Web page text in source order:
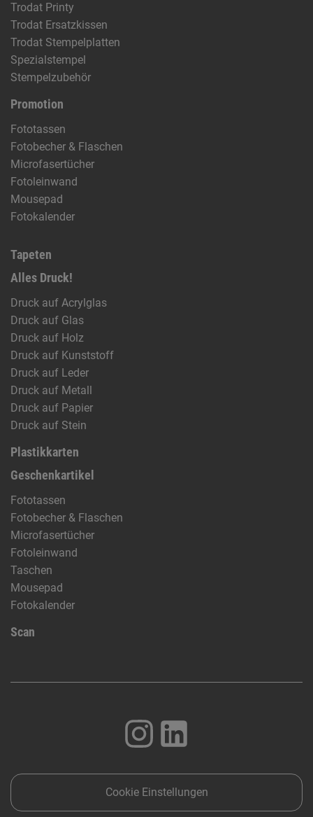
Trodat Printy
Trodat Ersatzkissen
Trodat Stempelplatten
Spezialstempel
Stempelzubehör
Promotion
Fototassen
Fotobecher & Flaschen
Microfasertücher
Fotoleinwand
Mousepad
Fotokalender
Tapeten
Alles Druck!
Druck auf Acrylglas
Druck auf Glas
Druck auf Holz
Druck auf Kunststoff
Druck auf Leder
Druck auf Metall
Druck auf Papier
Druck auf Stein
Plastikkarten
Geschenkartikel
Fototassen
Fotobecher & Flaschen
Microfasertücher
Fotoleinwand
Taschen
Mousepad
Fotokalender
Scan
Cookie Einstellungen